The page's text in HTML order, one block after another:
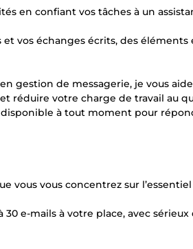
en confiant vos tâches à un
vos échanges écrits, des
gestion de messagerie, je vous
réduire votre charge de travail au
à tout moment pour
vous vous concentrez sur
30 e-mails à votre place, avec